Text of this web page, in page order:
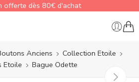
offerte dès 80€ d'achat
Anciens
Collection Etoile
Etoile
Bague Odette